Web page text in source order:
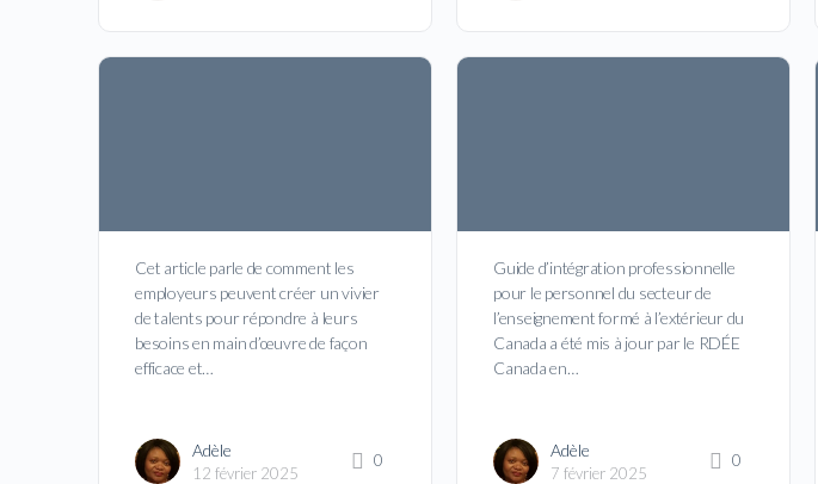
Cet article parle de comment les
employeurs peuvent créer un vivier
de talents pour répondre à leurs
besoins en main d’œuvre de façon
efficace et…
Adèle
12 février 2025
0
Guide d’intégration professionnelle
pour le personnel du secteur de
l’enseignement formé à l’extérieur du
Canada a été mis à jour par le RDÉE
Canada en…
Adèle
7 février 2025
0